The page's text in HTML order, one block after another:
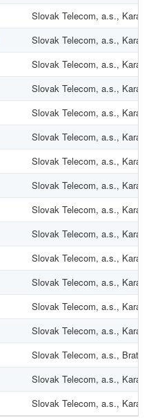
Slovak Telecom, a.s.,
Slovak Telecom, a.s.,
Slovak Telecom, a.s.,
Slovak Telecom, a.s.,
Slovak Telecom, a.s.,
Slovak Telecom, a.s.,
Slovak Telecom, a.s.,
Slovak Telecom, a.s.,
Slovak Telecom, a.s.,
Slovak Telecom, a.s.,
Slovak Telecom, a.s.,
Slovak Telecom, a.s.,
Slovak Telecom, a.s.,
Slovak Telecom, a.s.,
Slovak Telecom, a.s.,
Slovak Telecom, a.s.,
Slovak Telecom, a.s.,